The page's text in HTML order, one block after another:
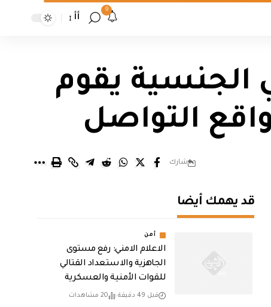
9
أأ
الجنسية يقوم
التواصل
شارك
قد يهمك أيضا
أمن
الاعلام الامني: رفع مستوى
الجاهزية والاستعداد القتالي
للقوات الأمنية والعسكرية
قبل 49 دقيقة 20 مشاهدات